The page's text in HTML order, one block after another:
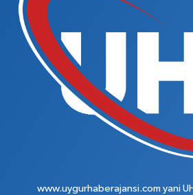
www.uygurhaberajansi.com yani